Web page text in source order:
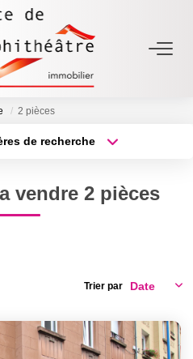
AGENCE
Équipe
2 pièces
de recherche
vendre 2 pièces
Trier par